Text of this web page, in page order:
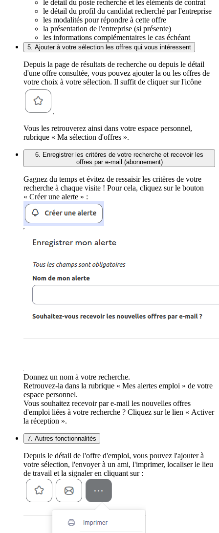
le détail du poste recherché et les éléments de contrat
le détail du profil du candidat recherché par l'entreprise
les modalités pour répondre à cette offre
la présentation de l'entreprise (si présente)
les informations complémentaires le cas échéant
5. Ajouter à votre sélection les offres qui vous intéressent
Depuis la page de résultats de recherche ou depuis le détail
d'une offre consultée, vous pouvez ajouter la ou les offres de
votre choix à votre sélection. Il suffit de cliquer sur l'icône
.
Vous les retrouverez ainsi dans votre espace personnel,
rubrique « Ma sélection d'offres ».
6. Enregistrer les critères de votre recherche et recevoir les
offres par e-mail (abonnement)
Gagnez du temps et évitez de ressaisir les critères de votre
recherche à chaque visite ! Pour cela, cliquez sur le bouton
« Créer une alerte » :
Donnez un nom à votre recherche.
Retrouvez-la dans la rubrique « Mes alertes emploi » de votre
espace personnel.
Vous souhaitez recevoir par e-mail les nouvelles offres
d'emploi liées à votre recherche ? Cliquez sur le lien « Activer
la réception ».
7. Autres fonctionnalités
Depuis le détail de l'offre d'emploi, vous pouvez l'ajouter à
votre sélection, l'envoyer à un ami, l'imprimer, localiser le lieu
de travail et la signaler en cliquant sur :